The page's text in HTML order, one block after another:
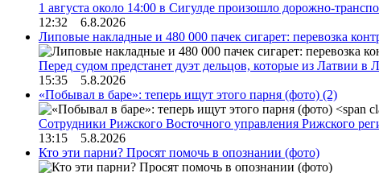
1 августа около 14:00 в Сигулде произошло дорожно-
12:32 6.8.2026
Липовые накладные и 480 000 пачек сигарет: перевозка
Перед судом предстанет дуэт дельцов, которые из Латвии в
15:35 5.8.2026
«Побывал в баре»: теперь ищут этого парня (фото) (2)
Сотрудники Рижского Восточного управления Рижского
13:15 5.8.2026
Кто эти парни? Просят помочь в опознании (фото)